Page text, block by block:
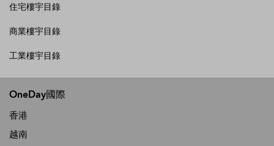
住宅樓宇目錄
商業樓宇目錄
工業樓宇目錄
OneDay國際
香港
越南